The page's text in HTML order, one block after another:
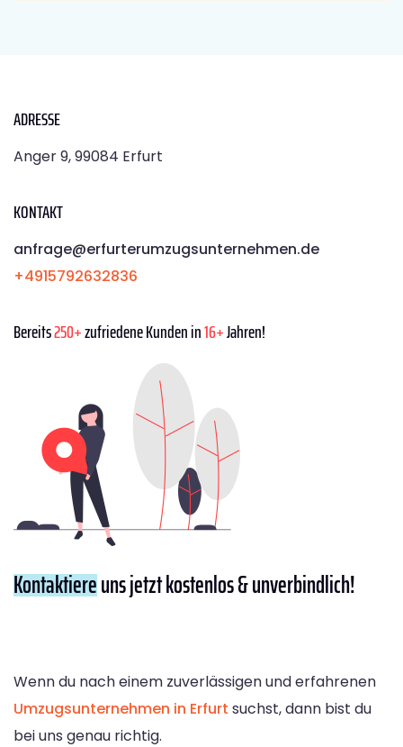
ADRESSE
Anger 9, 99084 Erfurt
KONTAKT
anfrage@erfurterumzugsunternehmen.de
+4915792632836
Bereits250+zufriedene Kunden in16+Jahren!
Kontaktiereuns jetzt kostenlos & unverbindlich!
Wenn du nach einem zuverlässigen und erfahrenen
Umzugsunternehmen in Erfurt suchst, dann bist du
bei uns genau richtig.